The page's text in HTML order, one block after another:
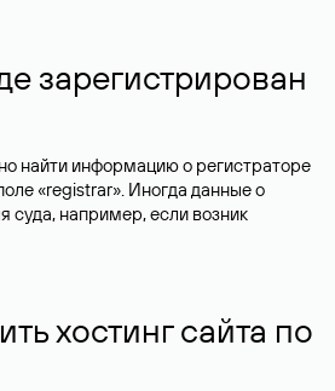
зарегистрирован
найти информацию о регистраторе
«registrar». Иногда данные о
суда, например, если возник
хостинг сайта по